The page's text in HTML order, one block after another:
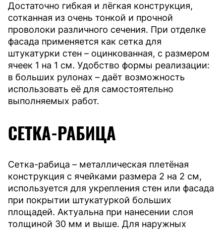
Достаточно гибкая и лёгкая конструкция,
сотканная из очень тонкой и прочной
проволоки различного сечения. При отделке
фасада применяется как сетка для
штукатурки стен – оцинкованная, с размером
ячеек 1 на 1 см. Удобство формы реализации:
в больших рулонах – даёт возможность
использовать её для самостоятельно
выполняемых работ.
СЕТКА-РАБИЦА
Сетка-рабица – металлическая плетёная
конструкция с ячейками размера 2 на 2 см,
используется для укрепления стен или фасада
при покрытии штукатуркой больших
площадей. Актуальна при нанесении слоя
толщиной 30 мм и выше. Для наружных